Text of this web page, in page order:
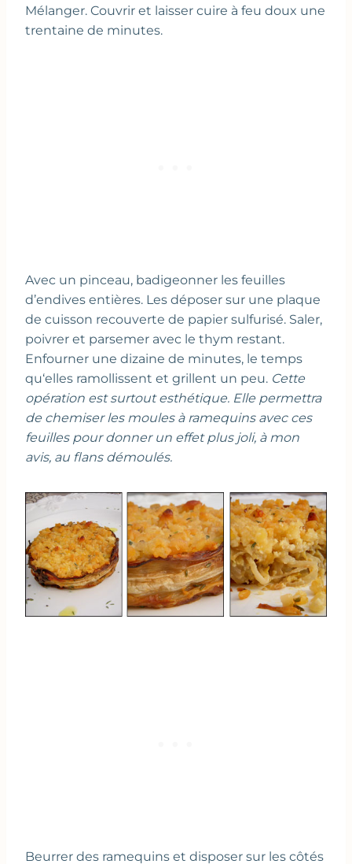
Mélanger. Couvrir et laisser cuire à feu doux une
trentaine de minutes.
Avec un pinceau, badigeonner les feuilles
d’endives entières. Les déposer sur une plaque
de cuisson recouverte de papier sulfurisé. Saler,
poivrer et parsemer avec le thym restant.
Enfourner une dizaine de minutes, le temps
qu‘elles ramollissent et grillent un peu. Cette
opération est surtout esthétique. Elle permettra
de chemiser les moules à ramequins avec ces
feuilles pour donner un effet plus joli, à mon
avis, au flans démoulés.
Beurrer des ramequins et disposer sur les côtés